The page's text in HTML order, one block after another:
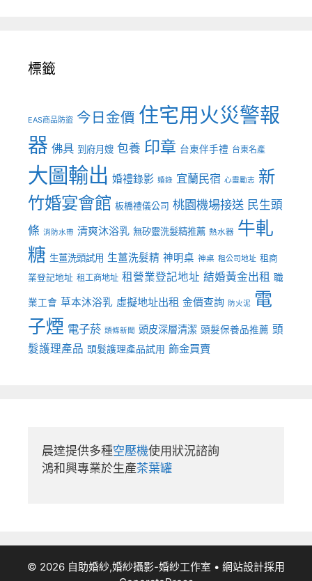
標籤
EAS商品防盜 今日金價 住宅用火災警報
器 佛具 到府月嫂 包養 印章 台東伴手禮 台東名產
大圖輸出 婚禮錄影 婚錄 宜蘭民宿 心靈勵志 新
竹婚宴會館 板橋禮儀公司 桃園機場接送 民生頭
條 消防水帶 清爽沐浴乳 無矽靈洗髮精推薦 熱水器 牛軋
糖 生薑洗頭試用 生薑洗髮精 神明桌 神桌 租公司地址 租商
業登記地址 租工商地址 租營業登記地址 結婚黃金出租 職
業工會 草本沐浴乳 虛擬地址出租 金價查詢 防火泥
電
子煙 電子菸 頭條新聞 頭皮深層清潔 頭髮保養品推薦 頭
髮護理產品 頭髮護理產品試用 飾金買賣
晨達提供多種空壓機使用狀況諮詢
鴻和興專業於生產茶葉罐
© 2026 自助婚紗,婚紗攝影-婚紗工作室 • 網站設計採用